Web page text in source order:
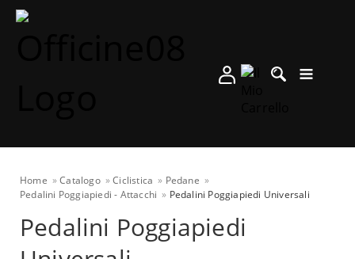
Home Catalogo Ciclistica
Pedane
Pedalini Poggiapiedi - Attacchi
Pedalini Poggiapiedi Universali
Pedalini Poggiapiedi